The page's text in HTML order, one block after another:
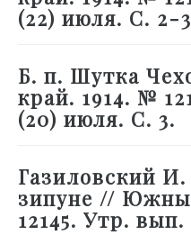
(22) июля. С. 2-
Б. п. Шутка
край. 1914. №
(20) июля. С. 3.
Газиловский
зипуне //
12145. Утр.